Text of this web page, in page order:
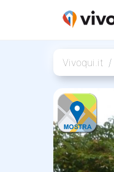
Vivoqui.it